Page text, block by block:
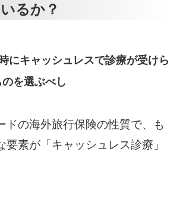
るか？
にキャッシュレスで診療が受けら
を選ぶべし
ドの海外旅行保険の性質で、も
要素が「キャッシュレス診療」